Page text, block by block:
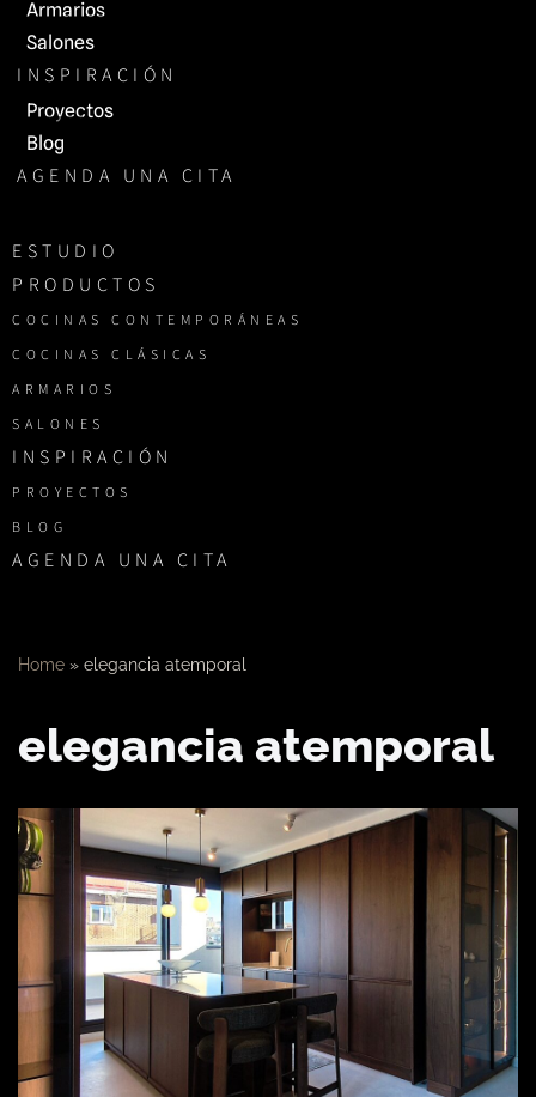
Armarios
Salones
INSPIRACIÓN
Proyectos
Blog
AGENDA UNA CITA
ESTUDIO
PRODUCTOS
COCINAS CONTEMPORÁNEAS
COCINAS CLÁSICAS
ARMARIOS
SALONES
INSPIRACIÓN
PROYECTOS
BLOG
AGENDA UNA CITA
Home » elegancia atemporal
elegancia atemporal